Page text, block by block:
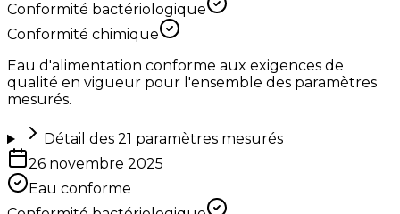
Conformité bactériologique
Conformité chimique
Eau d'alimentation conforme aux exigences de
qualité en vigueur pour l'ensemble des paramètres
mesurés.
Détail des 21 paramètres mesurés
26 novembre 2025
Eau conforme